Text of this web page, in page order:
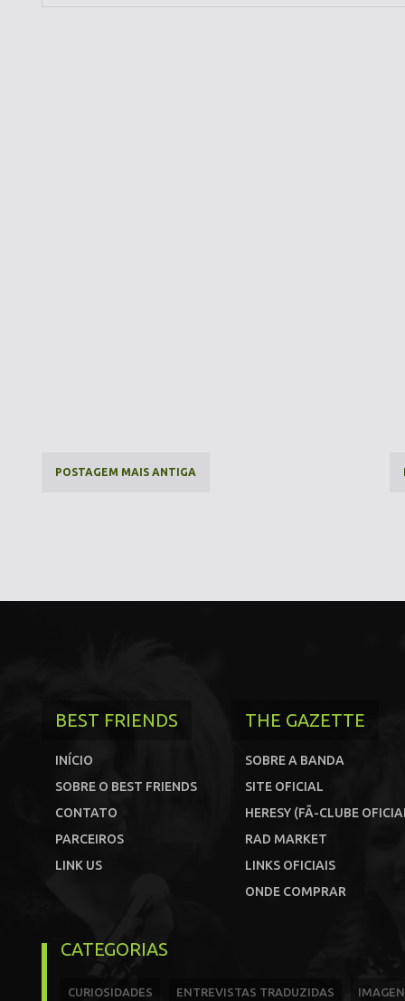
POSTAGEM MAIS ANTIGA
BEST FRIENDS
INÍCIO
SOBRE O BEST FRIENDS
CONTATO
PARCEIROS
LINK US
THE GAZETTE
SOBRE A BANDA
SITE OFICIAL
HERESY (FÃ-CLUBE
RAD MARKET
LINKS OFICIAIS
ONDE COMPRAR
CATEGORIAS
CURIOSIDADES ENTREVISTAS TRADUZIDAS